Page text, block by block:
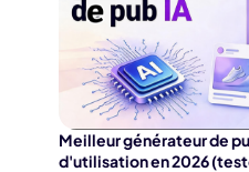
Meilleur générateur de
d'utilisation en 2026